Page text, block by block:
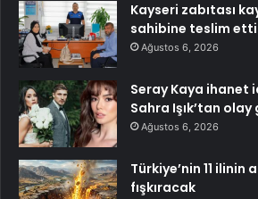
Kayseri zabıtası
sahibine teslim etti
Ağustos 6, 2026
Seray Kaya ihanet
Sahra Işık’tan
Ağustos 6, 2026
Türkiye’nin 11 ilinin
fışkıracak